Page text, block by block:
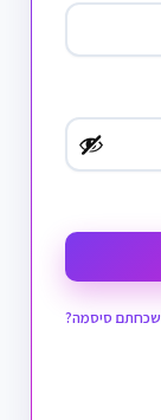
שכחתם סיסמה?